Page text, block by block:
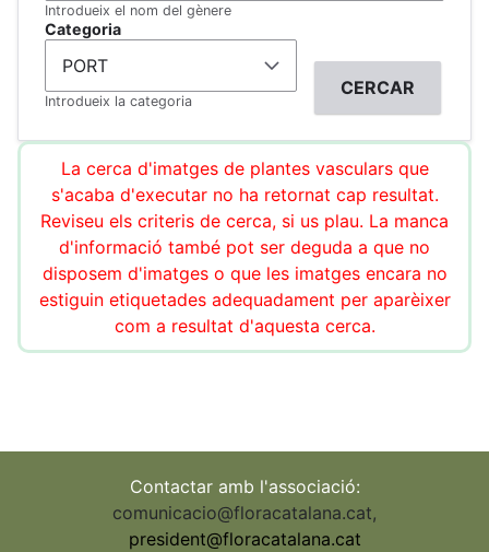
Introdueix el nom del gènere
Categoria
Introdueix la categoria
La cerca d'imatges de plantes vasculars que
s'acaba d'executar no ha retornat cap resultat.
Reviseu els criteris de cerca, si us plau. La manca
d'informació també pot ser deguda a que no
disposem d'imatges o que les imatges encara no
estiguin etiquetades adequadament per aparèixer
com a resultat d'aquesta cerca.
Contactar amb l'associació:
comunicacio@floracatalana.cat,
president@floracatalana.cat